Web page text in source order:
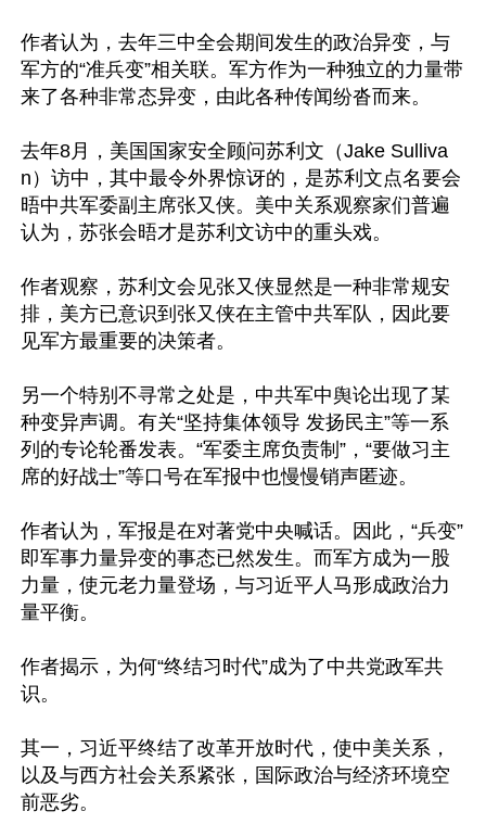
作者认为，去年三中全会期间发生的政治异变，与
军方的“准兵变”相关联。军方作为一种独立的力量带
来了各种非常态异变，由此各种传闻纷沓而来。
去年8月，美国国家安全顾问苏利文（Jake Sulliva
n）访中，其中最令外界惊讶的，是苏利文点名要会
晤中共军委副主席张又侠。美中关系观察家们普遍
认为，苏张会晤才是苏利文访中的重头戏。
作者观察，苏利文会见张又侠显然是一种非常规安
排，美方已意识到张又侠在主管中共军队，因此要
见军方最重要的决策者。
另一个特别不寻常之处是，中共军中舆论出现了某
种变异声调。有关“坚持集体领导 发扬民主”等一系
列的专论轮番发表。“军委主席负责制”，“要做习主
席的好战士”等口号在军报中也慢慢销声匿迹。
作者认为，军报是在对著党中央喊话。因此，“兵变”
即军事力量异变的事态已然发生。而军方成为一股
力量，使元老力量登场，与习近平人马形成政治力
量平衡。
作者揭示，为何“终结习时代”成为了中共党政军共
识。
其一，习近平终结了改革开放时代，使中美关系，
以及与西方社会关系紧张，国际政治与经济环境空
前恶劣。